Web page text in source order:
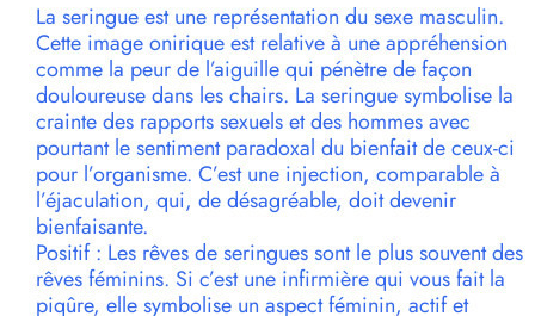
La seringue est une représentation du sexe masculin.
Cette image onirique est relative à une appréhension
comme la peur de l’aiguille qui pénètre de façon
douloureuse dans les chairs. La seringue symbolise la
crainte des rapports sexuels et des hommes avec
pourtant le sentiment paradoxal du bienfait de ceux-ci
pour l’organisme. C’est une injection, comparable à
l’éjaculation, qui, de désagréable, doit devenir
bienfaisante.
Positif : Les rêves de seringues sont le plus souvent des
rêves féminins. Si c’est une infirmière qui vous fait la
piqûre, elle symbolise un aspect féminin, actif et